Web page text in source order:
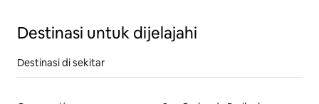
Destinasi untuk dijelajahi
Destinasi di sekitar